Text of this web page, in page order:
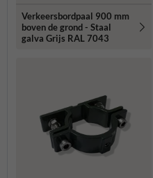
Verkeersbordpaal 900 mm
boven de grond - Staal
galva Grijs RAL 7043